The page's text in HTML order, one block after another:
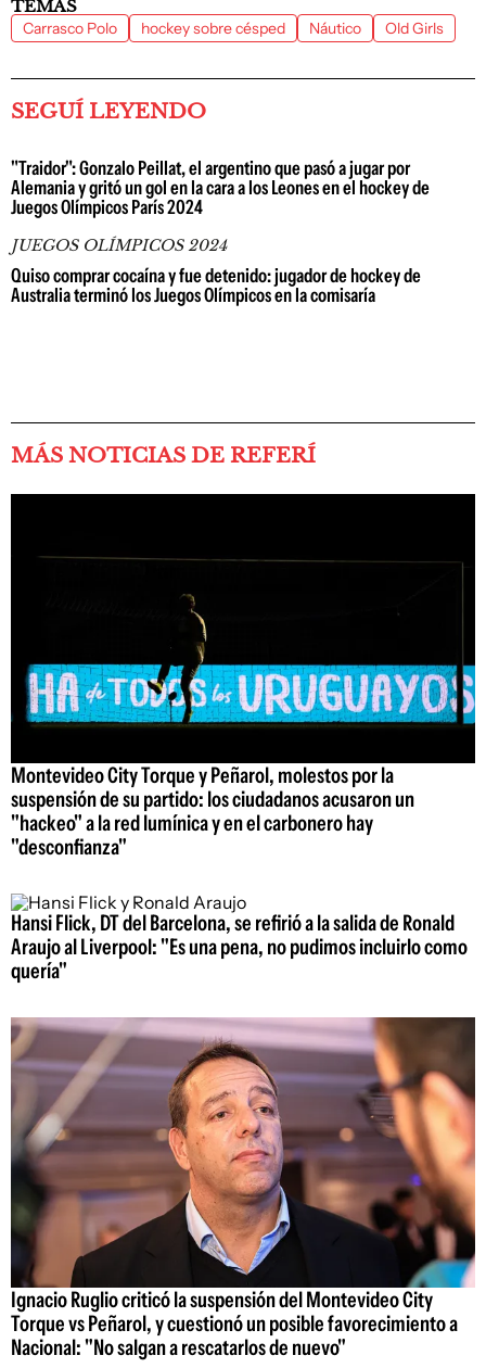
TEMAS
Carrasco Polo hockey sobre césped Náutico Old Girls
SEGUÍ LEYENDO
"Traidor": Gonzalo Peillat, el argentino que pasó a jugar por
Alemania y gritó un gol en la cara a los Leones en el hockey de
Juegos Olímpicos París 2024
JUEGOS OLÍMPICOS 2024
Quiso comprar cocaína y fue detenido: jugador de hockey de
Australia terminó los Juegos Olímpicos en la comisaría
MÁS NOTICIAS DE REFERÍ
Montevideo City Torque y Peñarol, molestos por la
suspensión de su partido: los ciudadanos acusaron un
"hackeo" a la red lumínica y en el carbonero hay
"desconfianza"
Hansi Flick, DT del Barcelona, se refirió a la salida de Ronald
Araujo al Liverpool: "Es una pena, no pudimos incluirlo como
quería"
Ignacio Ruglio criticó la suspensión del Montevideo City
Torque vs Peñarol, y cuestionó un posible favorecimiento a
Nacional: "No salgan a rescatarlos de nuevo"